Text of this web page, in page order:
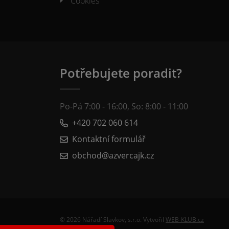
Potřebujete poradit?
Po-Pá 7:00 - 16:00, So: 8:00 - 11:00
+420 702 060 614
Kontaktní formulář
obchod@azvercajk.cz
© 2026 Nářadí Slavkov, s.r.o. Vytvořil WEB-KLUB.cz